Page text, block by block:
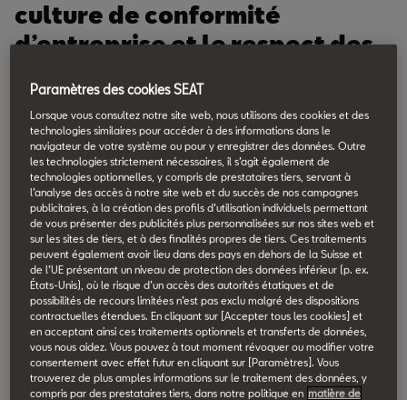
culture de conformité
d’entreprise et le respect des
internationale ainsi que des
règlements internes de la
société et du groupe
Volkswagen. Pour cette raison,
nous mettons à disposition de
nos clients, de nos partenaires
commerciaux et tierces parties
les points de contact suivants:
Canal du service à la clientèle
Avez-vous des problèmes avec l’atelier ou avec le
Paramètres des cookies SEAT
Lorsque vous consultez notre site web, nous utilisons des cookies et des
technologies similaires pour accéder à des informations dans le
navigateur de votre système ou pour y enregistrer des données. Outre
les technologies strictement nécessaires, il s’agit également de
technologies optionnelles, y compris de prestataires tiers, servant à
l’analyse des accès à notre site web et du succès de nos campagnes
publicitaires, à la création des profils d’utilisation individuels permettant
de vous présenter des publicités plus personnalisées sur nos sites web et
sur les sites de tiers, et à des finalités propres de tiers. Ces traitements
peuvent également avoir lieu dans des pays en dehors de la Suisse et
de l’UE présentant un niveau de protection des données inférieur (p. ex.
États-Unis), où le risque d’un accès des autorités étatiques et de
possibilités de recours limitées n’est pas exclu malgré des dispositions
contractuelles étendues. En cliquant sur [Accepter tous les cookies] et
en acceptant ainsi ces traitements optionnels et transferts de données,
vous nous aidez. Vous pouvez à tout moment révoquer ou modifier votre
consentement avec effet futur en cliquant sur [Paramètres]. Vous
trouverez de plus amples informations sur le traitement des données, y
compris par des prestataires tiers, dans notre politique en matière de